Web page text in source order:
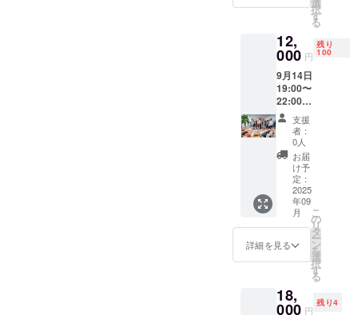
のみの
ご提供
になり
ます。
はありますが、
以下の形でご支
えいたします。
特典内容： ・プ
ロジェクト紹介
ページにお名前
（または企業
名）を掲載 ・リ
ターン品に同封
するチラシ内に
覧として記載 ・
後日、活動報告
書（PDF）を
※記載名は本名/
企業名/ニック
応いたします。
択
す
る
12,
000 円
残り
100
9月14日
19:00〜
22:00(
大阪
市・堺
筋本町
エリア)
大阪で
パリ展
示 決起
＆雅龍
生誕祭
パー
ティー
抽選会
あり ・
画A4サ
イズ5万
支援
者：
0人
お届
け予
定：
2025
年09
月
詳細を見る
こ
の
リ
タ
ー
ン
を
選
択
す
る
18,
000 円
残り4